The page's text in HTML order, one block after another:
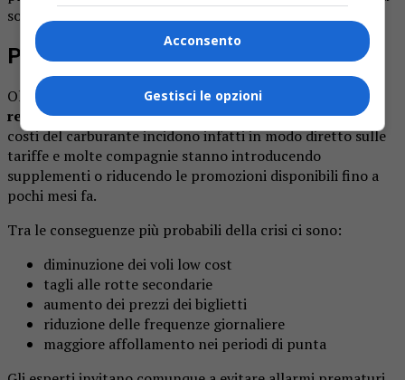
sostenibili.
Prezzi più alti e meno collegamenti
Oltre alle cancellazioni,i viaggiatori stanno già
registrando un aumento dei prezzi dei biglietti aerei
costi del carburante incidono infatti in modo diretto sulle
tariffe e molte compagnie stanno introducendo
supplementi o riducendo le promozioni disponibili fino a
pochi mesi fa.
Tra le conseguenze più probabili della crisi ci sono:
diminuzione dei voli low cost
tagli alle rotte secondarie
aumento dei prezzi dei biglietti
riduzione delle frequenze giornaliere
maggiore affollamento nei periodi di punta
Acconsento
Gestisci le opzioni